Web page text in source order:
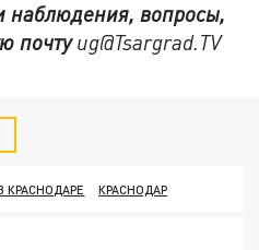
наблюдения, вопросы,
почтуug@Tsargrad.TV
КРАСНОДАРЕ КРАСНОДАР